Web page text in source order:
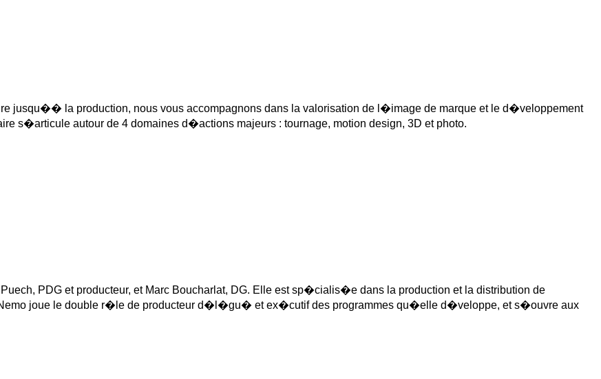
jusqu�� la production, nous vous accompagnons dans la valorisation de l�image de marque et le d�veloppement
s�articule autour de 4 domaines d�actions majeurs : tournage, motion design, 3D et photo.
PDG et producteur, et Marc Boucharlat, DG. Elle est sp�cialis�e dans la production et la distribution de
joue le double r�le de producteur d�l�gu� et ex�cutif des programmes qu�elle d�veloppe, et s�ouvre aux